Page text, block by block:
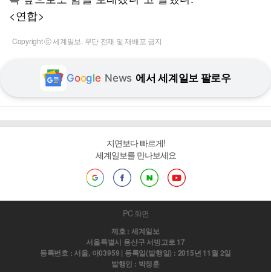
<연합>
Copyright ⓒ 세계일보. 무단 전재 및 재배포 금지
Google News 에서 세계일보 팔로우
지면보다 빠르게!
세계일보를 만나보세요
PC 화면
제호 : 세계일보
서울특별시 용산구 서빙고로 17
등록번호 : 서울, 아03959 | 등록일(발행일) : 2015년 11월 2일
발행인 : 박정훈